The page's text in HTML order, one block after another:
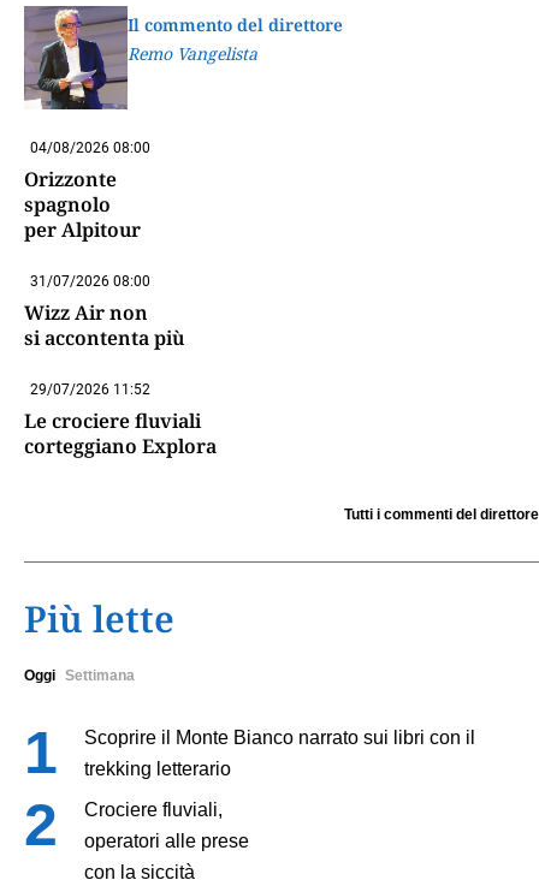
Il commento del direttore
Remo Vangelista
04/08/2026 08:00
Orizzonte
spagnolo
per Alpitour
31/07/2026 08:00
Wizz Air non
si accontenta più
29/07/2026 11:52
Le crociere fluviali
corteggiano Explora
Tutti i commenti del direttore
Più lette
Oggi Settimana
Scoprire il Monte Bianco narrato sui libri con il
trekking letterario
Crociere fluviali,
operatori alle prese
con la siccità